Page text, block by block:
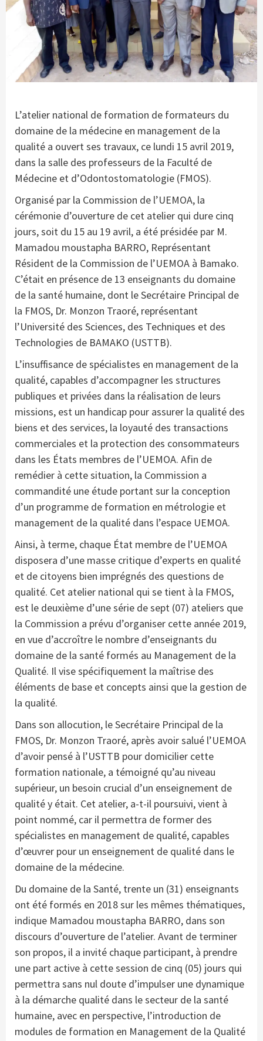
L’atelier national de formation de formateurs du
domaine de la médecine en management de la
qualité a ouvert ses travaux, ce lundi 15 avril 2019,
dans la salle des professeurs de la Faculté de
Médecine et d’Odontostomatologie (FMOS).
Organisé par la Commission de l’UEMOA, la
cérémonie d’ouverture de cet atelier qui dure cinq
jours, soit du 15 au 19 avril, a été présidée par M.
Mamadou moustapha BARRO, Représentant
Résident de la Commission de l’UEMOA à Bamako.
C’était en présence de 13 enseignants du domaine
de la santé humaine, dont le Secrétaire Principal de
la FMOS, Dr. Monzon Traoré, représentant
l’Université des Sciences, des Techniques et des
Technologies de BAMAKO (USTTB).
L’insuffisance de spécialistes en management de la
qualité, capables d’accompagner les structures
publiques et privées dans la réalisation de leurs
missions, est un handicap pour assurer la qualité des
biens et des services, la loyauté des transactions
commerciales et la protection des consommateurs
dans les États membres de l’UEMOA. Afin de
remédier à cette situation, la Commission a
commandité une étude portant sur la conception
d’un programme de formation en métrologie et
management de la qualité dans l’espace UEMOA.
Ainsi, à terme, chaque État membre de l’UEMOA
disposera d’une masse critique d’experts en qualité
et de citoyens bien imprégnés des questions de
qualité. Cet atelier national qui se tient à la FMOS,
est le deuxième d’une série de sept (07) ateliers que
la Commission a prévu d’organiser cette année 2019,
en vue d’accroître le nombre d’enseignants du
domaine de la santé formés au Management de la
Qualité. Il vise spécifiquement la maîtrise des
éléments de base et concepts ainsi que la gestion de
la qualité.
Dans son allocution, le Secrétaire Principal de la
FMOS, Dr. Monzon Traoré, après avoir salué l’UEMOA
d’avoir pensé à l’USTTB pour domicilier cette
formation nationale, a témoigné qu’au niveau
supérieur, un besoin crucial d’un enseignement de
qualité y était. Cet atelier, a-t-il poursuivi, vient à
point nommé, car il permettra de former des
spécialistes en management de qualité, capables
d’œuvrer pour un enseignement de qualité dans le
domaine de la médecine.
Du domaine de la Santé, trente un (31) enseignants
ont été formés en 2018 sur les mêmes thématiques,
indique Mamadou moustapha BARRO, dans son
discours d’ouverture de l’atelier. Avant de terminer
son propos, il a invité chaque participant, à prendre
une part active à cette session de cinq (05) jours qui
permettra sans nul doute d’impulser une dynamique
à la démarche qualité dans le secteur de la santé
humaine, avec en perspective, l’introduction de
modules de formation en Management de la Qualité